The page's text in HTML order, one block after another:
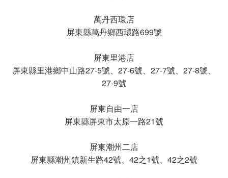
萬丹西環店
屏東縣萬丹鄉西環路699號
屏東里港店
屏東縣里港鄉中山路27-5號、27-6號、27-7號、27-8號、
27-9號
屏東自由一店
屏東縣屏東市太原一路21號
屏東潮州二店
屏東縣潮州鎮新生路42號、42之1號、42之2號